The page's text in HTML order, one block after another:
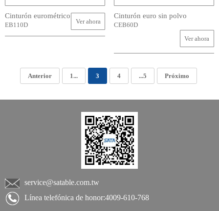
Cinturón eurométrico
EB110D Ver ahora
Cinturón euro sin polvo
CEB60D
Ver ahora
Anterior 1... 3 4 ...5 Próximo
service@satable.com.tw
Línea telefónica de honor:4009-610-768